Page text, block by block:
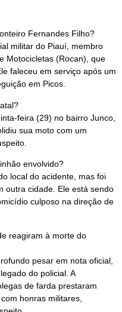
Fernandes Filho?
militar do Piauí, membro
Motocicletas (Rocan), que
faleceu em serviço após um
em Picos.
feira (29) no bairro Junco,
sua moto com um
envolvido?
local do acidente, mas foi
outra cidade. Ele está sendo
culposo na direção de
reagiram à morte do
pesar em nota oficial,
do policial. A
de farda prestaram
honras militares,